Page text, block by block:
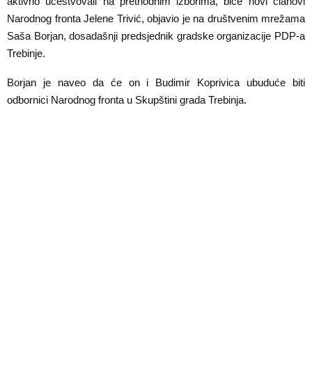
M
E
Narodnog fronta Jelene Trivić, objavio je na društvenim mrežama
Saša Borjan, dosadašnji predsjednik gradske organizacije PDP-a
Trebinje.
Borjan je naveo da će on i Budimir Koprivica ubuduće biti
odbornici Narodnog fronta u Skupštini grada Trebinja.